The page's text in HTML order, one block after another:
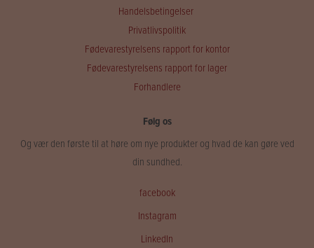
Handelsbetingelser
Privatlivspolitik
Fødevarestyrelsens rapport for kontor
Fødevarestyrelsens rapport for lager
Forhandlere
Følg os
Og vær den første til at høre om nye produkter og hvad de kan gøre ved
din sundhed.
facebook
Instagram
LinkedIn